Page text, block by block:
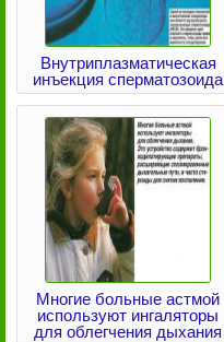
Внутриплазматическая
инъекция сперматозоида
Многие больные астмой
используют ингаляторы
для облегчения дыхания